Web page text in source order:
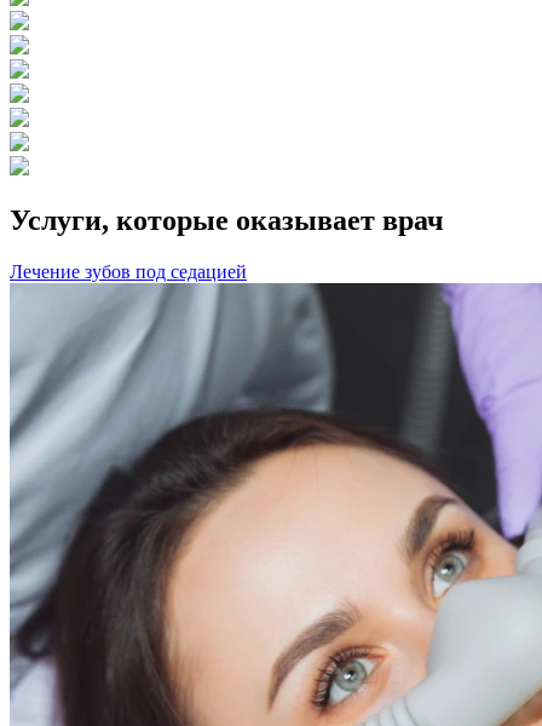
Услуги, которые оказывает врач
Лечение зубов под седацией